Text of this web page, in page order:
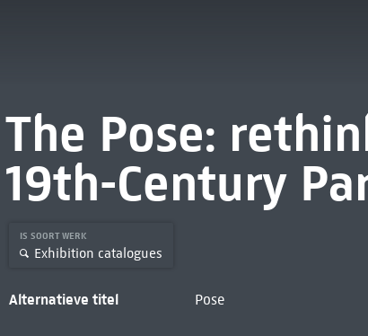
The Pose:
19th-Century
IS SOORT WERK
Exhibition catalogues
Alternatieve titel Pose